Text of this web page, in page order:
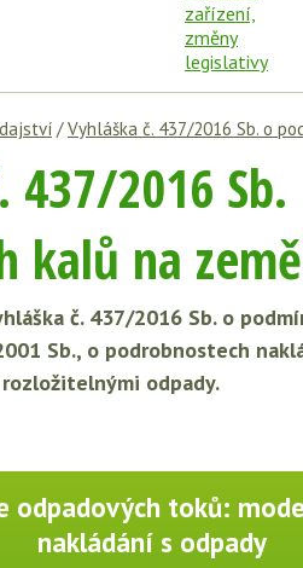
/Vyhláška č. 437/2016 Sb. o
437/2016
kalů na
č. 437/2016 Sb. o
Sb., o podrobnostech
odpady.
odpadových toků:
nakládání s odpady